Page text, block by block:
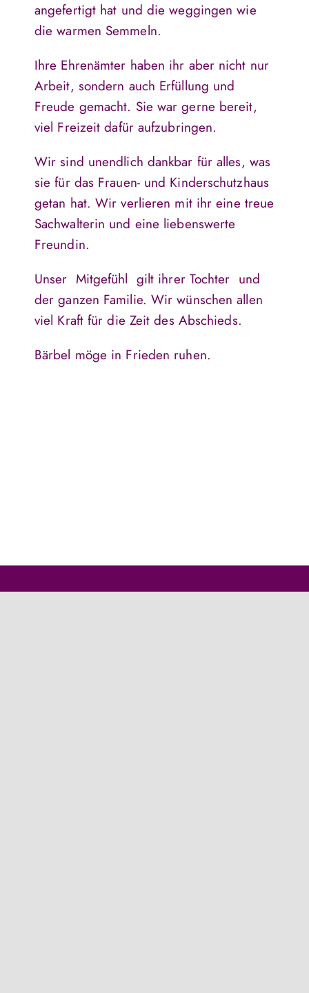
angefertigt hat und die weggingen wie
die warmen Semmeln.
Ihre Ehrenämter haben ihr aber nicht nur
Arbeit, sondern auch Erfüllung und
Freude gemacht. Sie war gerne bereit,
viel Freizeit dafür aufzubringen.
Wir sind unendlich dankbar für alles, was
sie für das Frauen- und Kinderschutzhaus
getan hat. Wir verlieren mit ihr eine treue
Sachwalterin und eine liebenswerte
Freundin.
Unser Mitgefühl gilt ihrer Tochter und
der ganzen Familie. Wir wünschen allen
viel Kraft für die Zeit des Abschieds.
Bärbel möge in Frieden ruhen.